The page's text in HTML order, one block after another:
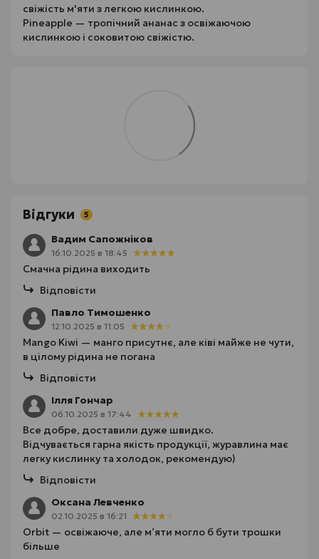
свіжість м'яти з легкою кислинкою.
Pineapple — тропічний ананас з освіжаючою
кислинкою і соковитою свіжістю.
Відгуки 5
Вадим Сапожніков
16.10.2025 в 18:45
Смачна рідина виходить
Відповісти
Павло Тимошенко
12.10.2025 в 11:05
Mango Kiwi — манго присутнє, але ківі майже не чути,
в цілому рідина не погана
Відповісти
Ілля Гончар
06.10.2025 в 17:44
Все добре, доставили дуже швидко.
Відчувається гарна якість продукції, журавлина має
легку кислинку та холодок, рекомендую)
Відповісти
Оксана Левченко
02.10.2025 в 16:21
Orbit — освіжаюче, але м’яти могло б бути трошки
більше